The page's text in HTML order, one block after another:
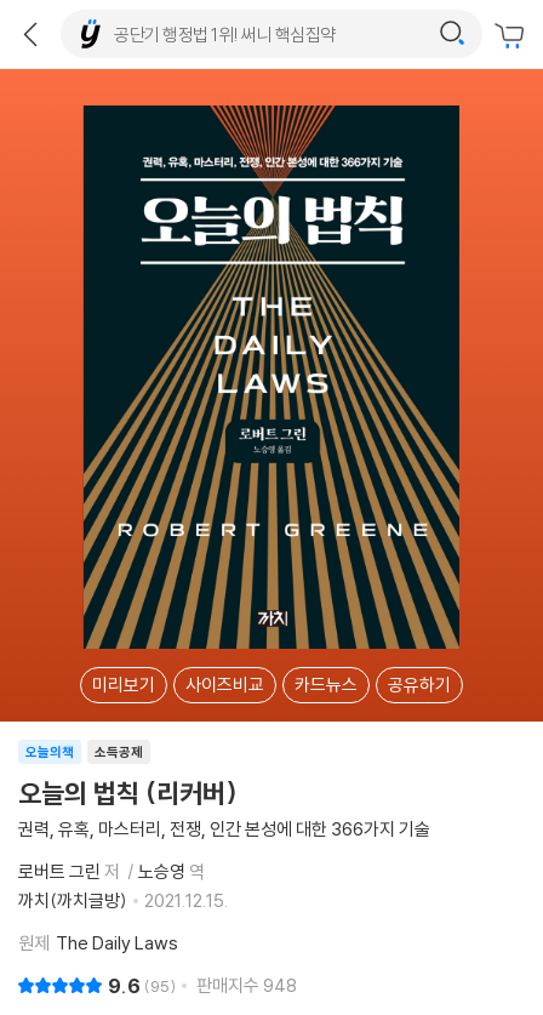
미리보기 사이즈비교 카드뉴스 공유하기
소득공제
오늘의책
오늘의 법칙 (리커버)
권력, 유혹, 마스터리, 전쟁, 인간 본성에 대한 366가지 기술
로버트 그린 저 노승영 역
까치(까치글방)
2021.12.15.
원제 The Daily Laws
9.6 95 판매지수 948